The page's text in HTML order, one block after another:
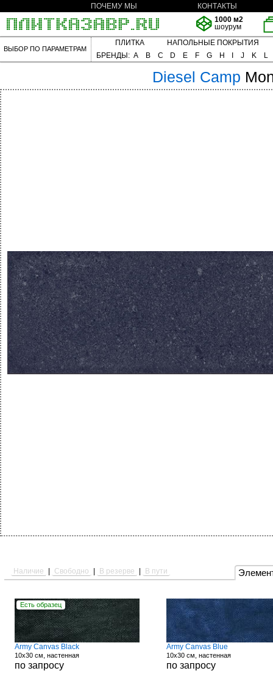
ПОЧЕМУ МЫ
КОНТАКТЫ
1000 м2
шоурум
ВЫБОР ПО ПАРАМЕТРАМ
ПЛИТКА
НАПОЛЬНЫЕ ПОКРЫТИЯ
БРЕНДЫ: A B C D E F G H J K L
Diesel Camp
Наличие Свободно В резерве В пути
Есть образец
Army Canvas Black
10x30 см, настенная
по запросу
Army Canvas Blue
10x30 см, настенная
по запросу